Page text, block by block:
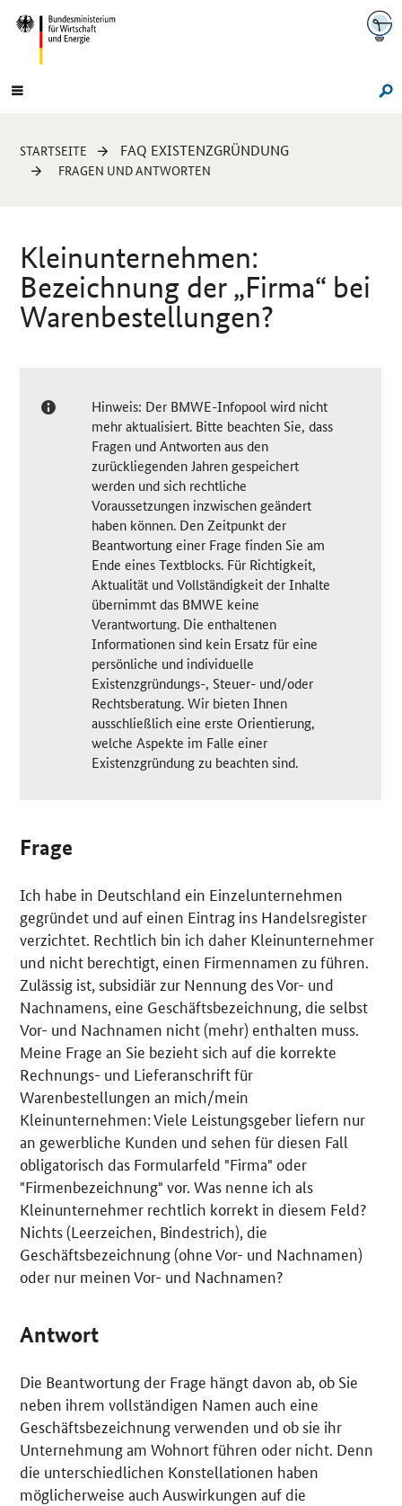
Navigation
Hauptmenü
Sie
sind
STARTSEITE FAQ EXISTENZGRÜNDUNG
FRAGEN UND ANTWORTEN
Kleinunternehmen:
Bezeichnung der „Firma“ bei
Warenbestellungen?
Hinweis: Der BMWE-Infopool wird nicht
mehr aktualisiert. Bitte beachten Sie, dass
Fragen und Antworten aus den
zurückliegenden Jahren gespeichert
werden und sich rechtliche
Voraussetzungen inzwischen geändert
haben können. Den Zeitpunkt der
Beantwortung einer Frage finden Sie am
Ende eines Textblocks. Für Richtigkeit,
Aktualität und Vollständigkeit der Inhalte
übernimmt das BMWE keine
Verantwortung. Die enthaltenen
Informationen sind kein Ersatz für eine
persönliche und individuelle
Existenzgründungs-, Steuer- und/oder
Rechtsberatung. Wir bieten Ihnen
ausschließlich eine erste Orientierung,
welche Aspekte im Falle einer
Existenzgründung zu beachten sind.
Frage
Ich habe in Deutschland ein Einzelunternehmen
gegründet und auf einen Eintrag ins Handelsregister
verzichtet. Rechtlich bin ich daher Kleinunternehmer
und nicht berechtigt, einen Firmennamen zu führen.
Zulässig ist, subsidiär zur Nennung des Vor- und
Nachnamens, eine Geschäftsbezeichnung, die selbst
Vor- und Nachnamen nicht (mehr) enthalten muss.
Meine Frage an Sie bezieht sich auf die korrekte
Rechnungs- und Lieferanschrift für
Warenbestellungen an mich/mein
Kleinunternehmen: Viele Leistungsgeber liefern nur
an gewerbliche Kunden und sehen für diesen Fall
obligatorisch das Formularfeld "Firma" oder
"Firmenbezeichnung" vor. Was nenne ich als
Kleinunternehmer rechtlich korrekt in diesem Feld?
Nichts (Leerzeichen, Bindestrich), die
Geschäftsbezeichnung (ohne Vor- und Nachnamen)
oder nur meinen Vor- und Nachnamen?
Antwort
Die Beantwortung der Frage hängt davon ab, ob Sie
neben ihrem vollständigen Namen auch eine
Geschäftsbezeichnung verwenden und ob sie ihr
Unternehmung am Wohnort führen oder nicht. Denn
die unterschiedlichen Konstellationen haben
möglicherweise auch Auswirkungen auf die